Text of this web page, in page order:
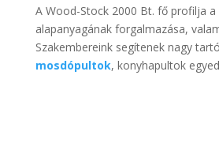
A Wood-Stock 2000 Bt. fő profilja
alapanyagának forgalmazása,
Szakembereink segítenek nagy
mosdópultok, konyhapultok